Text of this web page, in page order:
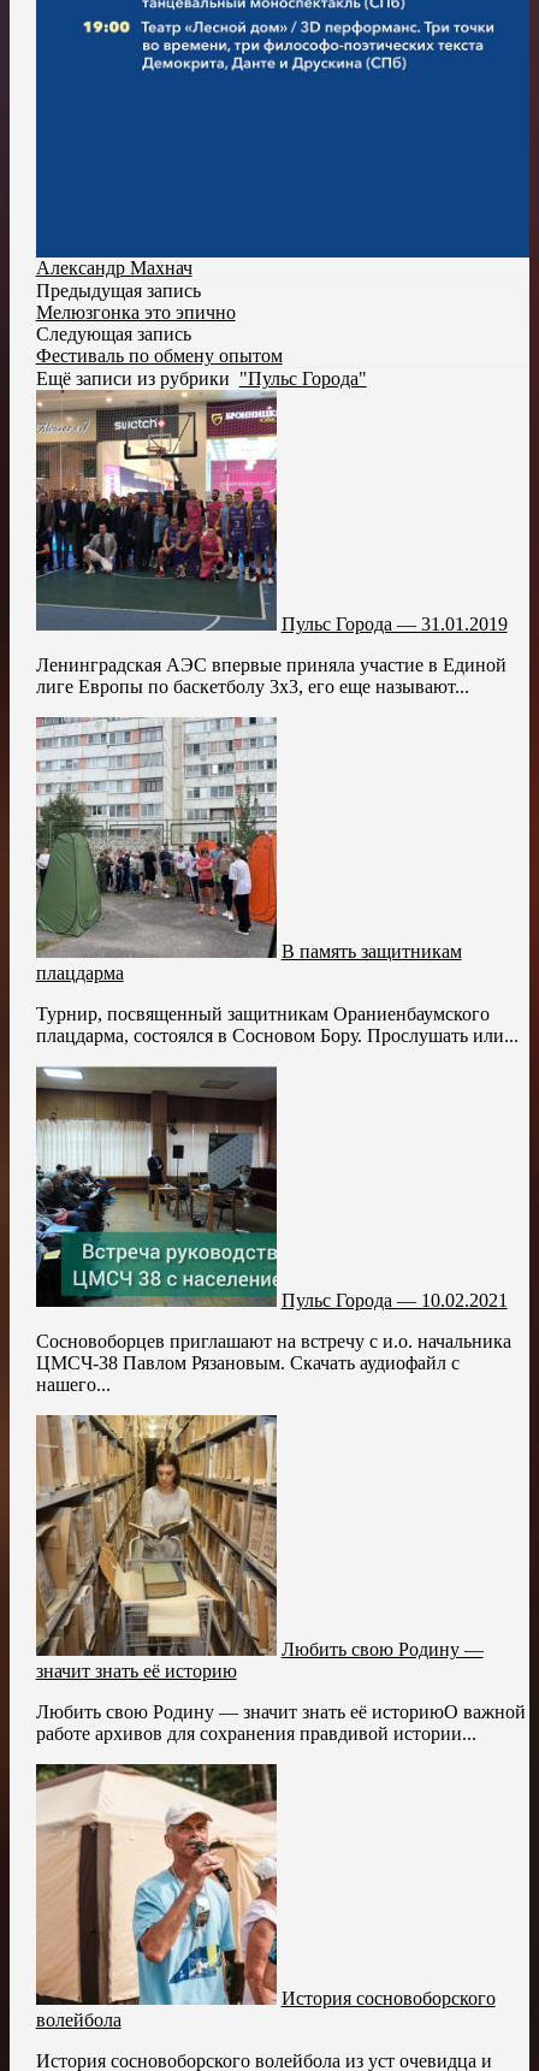
Александр Махнач
Предыдущая запись
Мелюзгонка это эпично
Следующая запись
Фестиваль по обмену опытом
Ещё записи из рубрики "Пульс Города"
Пульс Города — 31.01.2019
Ленинградская АЭС впервые приняла участие в Единой
лиге Европы по баскетболу 3х3, его еще называют...
В память защитникам
плацдарма
Турнир, посвященный защитникам Ораниенбаумского
плацдарма, состоялся в Сосновом Бору. Прослушать или...
Пульс Города — 10.02.2021
Сосновоборцев приглашают на встречу с и.о. начальника
ЦМСЧ-38 Павлом Рязановым. Скачать аудиофайл с
нашего...
Любить свою Родину —
значит знать её историю
Любить свою Родину — значит знать её историюО важной
работе архивов для сохранения правдивой истории...
История сосновоборского
волейбола
История сосновоборского волейбола из уст очевидца и